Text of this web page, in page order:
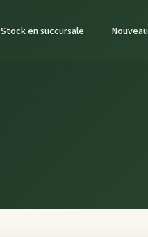
Stock en succursale